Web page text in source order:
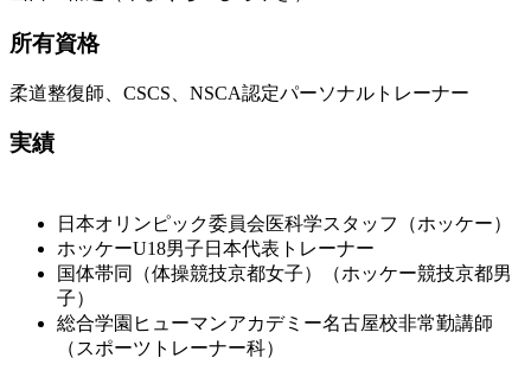
所有資格
柔道整復師、CSCS、NSCA認定パーソナルトレーナー
実績
日本オリンピック委員会医科学スタッフ（ホッケー）
ホッケーU18男子日本代表トレーナー
国体帯同（体操競技京都女子）（ホッケー競技京都男
子）
総合学園ヒューマンアカデミー名古屋校非常勤講師
（スポーツトレーナー科）